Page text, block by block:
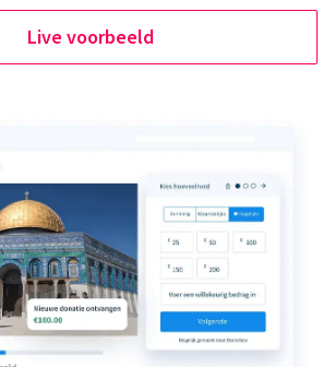
Live voorbeeld